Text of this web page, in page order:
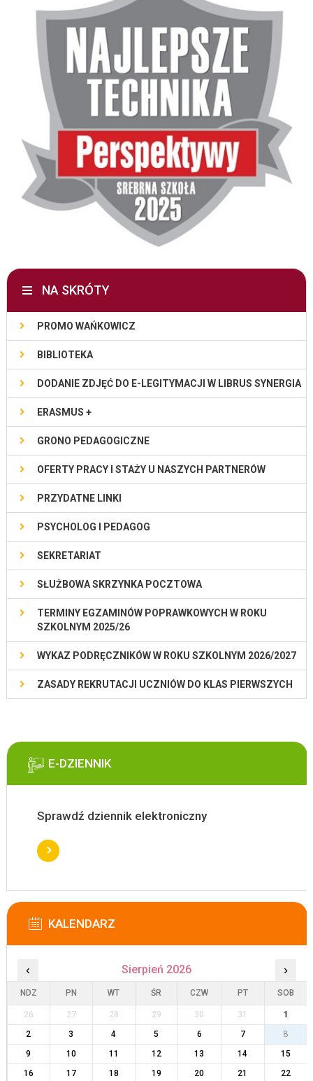
NA SKRÓTY
PROMO WAŃKOWICZ
BIBLIOTEKA
DODANIE ZDJĘĆ DO E-LEGITYMACJI W LIBRUS SYNERGIA
ERASMUS +
GRONO PEDAGOGICZNE
OFERTY PRACY I STAŻY U NASZYCH PARTNERÓW
PRZYDATNE LINKI
PSYCHOLOG I PEDAGOG
SEKRETARIAT
SŁUŻBOWA SKRZYNKA POCZTOWA
TERMINY EGZAMINÓW POPRAWKOWYCH W ROKU
SZKOLNYM 2025/26
WYKAZ PODRĘCZNIKÓW W ROKU SZKOLNYM 2026/2027
ZASADY REKRUTACJI UCZNIÓW DO KLAS PIERWSZYCH
E-DZIENNIK
Sprawdź dziennik elektroniczny
KALENDARZ
‹ Sierpień 2026 ›
NDZ PN WT ŚR CZW PT SOB
26 27 28 29 30 31
1
2
3 4 5 6 7
8
9
10 11 12 13 14
15
16
17 18 19 20 21
22